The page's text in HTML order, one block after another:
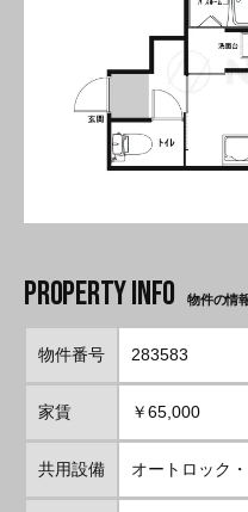
物件の情
物件番号 283583
家賃 ￥65,000
共用設備 オートロック